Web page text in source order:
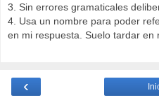
3. Sin errores gramaticales
4. Usa un nombre para poder
en mi respuesta. Suelo tardar en
‹